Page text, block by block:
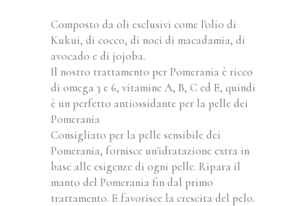
Composto da oli esclusivi come l'olio di
Kukui, di cocco, di noci di macadamia, di
avocado e di jojoba.
Il nostro trattamento per Pomerania è ricco
di omega 3 e 6, vitamine A, B, C ed E, quindi
è un perfetto antiossidante per la pelle dei
Pomerania
Consigliato per la pelle sensibile dei
Pomerania, fornisce un'idratazione extra in
base alle esigenze di ogni pelle. Ripara il
manto del Pomerania fin dal primo
trattamento. E favorisce la crescita del pelo.